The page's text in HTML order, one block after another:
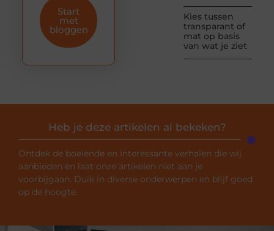
Kies tussen
transparant of
mat op basis
van wat je ziet
Start
met
bloggen
Heb je deze artikelen al bekeken?
Ontdek de boeiende en interessante verhalen die wij
aanbieden en laat onze artikelen niet aan je
voorbijgaan. Duik in diverse onderwerpen en blijf goed
op de hoogte.